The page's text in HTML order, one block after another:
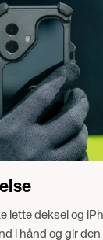
lette deksel og
i hånd og gir